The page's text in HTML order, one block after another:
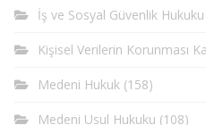
İş ve Sosyal Güvenlik Hukuku
Kişisel Verilerin Korunması
Medeni Hukuk (158)
Medeni Usul Hukuku (108)